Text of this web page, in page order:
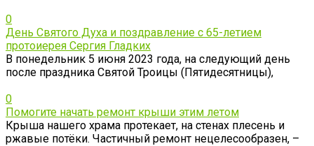
0
День Святого Духа и поздравление с 65-летием
протоиерея Сергия Гладких
В понедельник 5 июня 2023 года, на следующий день
после праздника Святой Троицы (Пятидесятницы),
0
Помогите начать ремонт крыши этим летом
Крыша нашего храма протекает, на стенах плесень и
ржавые потёки. Частичный ремонт нецелесообразен, –